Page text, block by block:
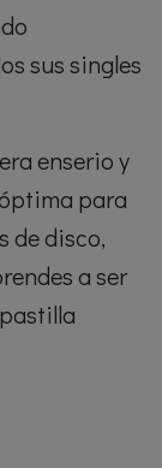
sus singles
enserio y
para
de disco,
a ser